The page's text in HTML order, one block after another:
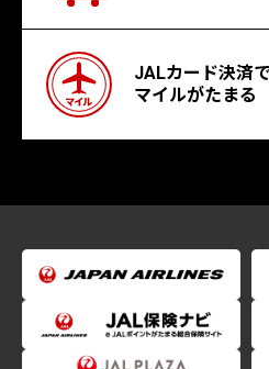
JALカード決済で
マイルがたまる